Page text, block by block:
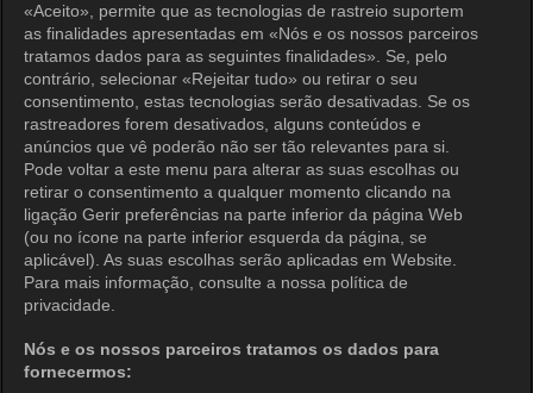
«Aceito», permite que as tecnologias de rastreio suportem
as finalidades apresentadas em «Nós e os nossos parceiros
tratamos dados para as seguintes finalidades». Se, pelo
contrário, selecionar «Rejeitar tudo» ou retirar o seu
consentimento, estas tecnologias serão desativadas. Se os
rastreadores forem desativados, alguns conteúdos e
anúncios que vê poderão não ser tão relevantes para si.
Pode voltar a este menu para alterar as suas escolhas ou
retirar o consentimento a qualquer momento clicando na
ligação Gerir preferências na parte inferior da página Web
(ou no ícone na parte inferior esquerda da página, se
aplicável). As suas escolhas serão aplicadas em Website.
Para mais informação, consulte a nossa política de
privacidade.
Nós e os nossos parceiros tratamos os dados para
fornecermos: